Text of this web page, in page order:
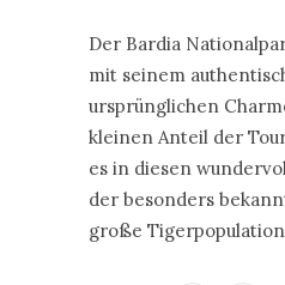
Der Bardia
mit seinem
ursprünglichen
kleinen Anteil der
es in diesen
der besonders
große